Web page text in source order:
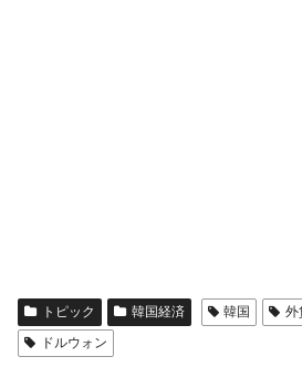
トピック 韓国経済 韓国 外
ドルウォン